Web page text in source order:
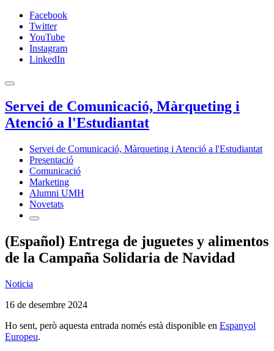
Facebook
Twitter
YouTube
Instagram
LinkedIn
Servei de Comunicació, Màrqueting i
Atenció a l'Estudiantat
Servei de Comunicació, Màrqueting i Atenció a l'Estudiantat
Presentació
Comunicació
Marketing
Alumni UMH
Novetats
(Español) Entrega de juguetes y alimentos
de la Campaña Solidaria de Navidad
Noticia
16 de desembre 2024
Ho sent, però aquesta entrada només està disponible en Espanyol
Europeu.